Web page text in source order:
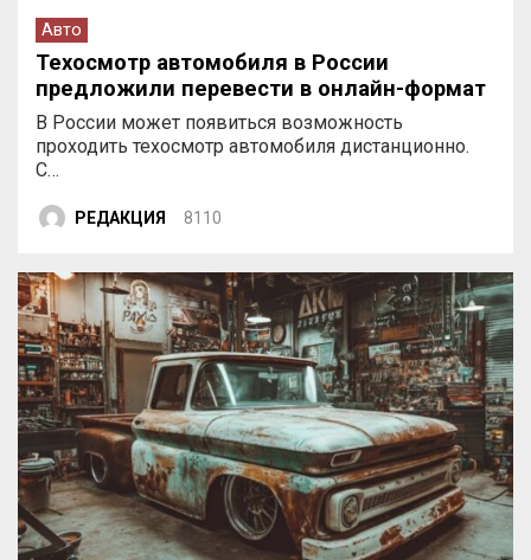
Авто
Техосмотр автомобиля в России
предложили перевести в онлайн-формат
В России может появиться возможность
проходить техосмотр автомобиля дистанционно.
С…
РЕДАКЦИЯ 8110